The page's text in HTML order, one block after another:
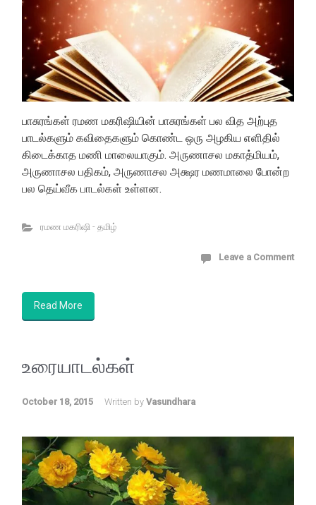
பாசுரங்கள் ரமண மகரிஷியின் பாசுரங்கள் பல வித அற்புத
பாடல்களும் கவிதைகளும் கொண்ட ஒரு அழகிய எளிதில்
கிடைக்காத மணி மாலையாகும். அருணாசல மகாத்மியம்,
அருணாசல பதிகம், அருணாசல அக்ஷர மணமாலை போன்ற
பல தெய்வீக பாடல்கள் உள்ளன.
ரமண மகரிஷி - தமிழ்
Leave a Comment
Read More
உரையாடல்கள்
October 18, 2015 Written by Vasundhara